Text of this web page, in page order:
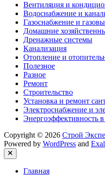
Вентиляция и
Водоснабжение и
Газоснабжение и
Домашние
Дренажные системы
Канализация
Отопление и
Полезное
Разное
Ремонт
Строительство
Установка и ремонт
Электроснабжение и
Энергоэффективность
Copyright © 2026 Строй
Powered by WordPress and
Close
Главная